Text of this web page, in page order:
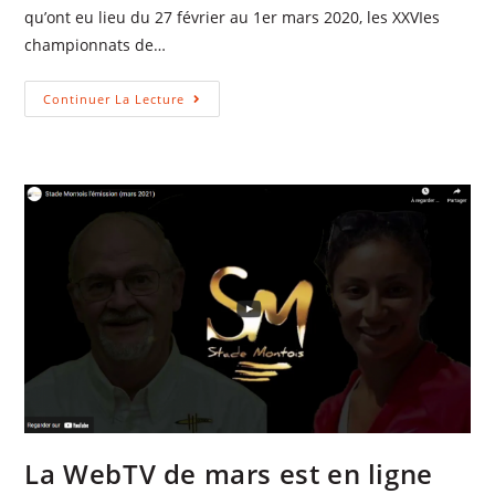
qu’ont eu lieu du 27 février au 1er mars 2020, les XXVIes
championnats de…
Continuer La Lecture
La WebTV de mars est en ligne